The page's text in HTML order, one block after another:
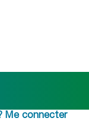
de
àOsly-
Me connecter